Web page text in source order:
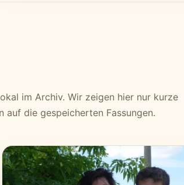
im Archiv. Wir zeigen hier nur kurze
auf die gespeicherten Fassungen.